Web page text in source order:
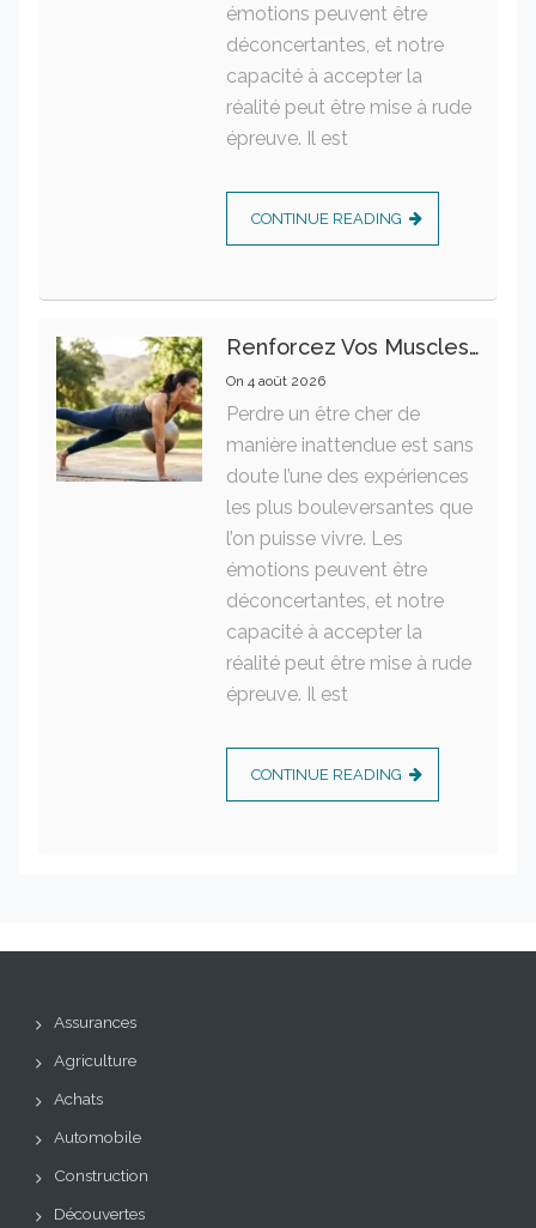
émotions peuvent être
déconcertantes, et notre
capacité à accepter la
réalité peut être mise à rude
épreuve. Il est
CONTINUE READING
Renforcez Vos Muscles Profonds Pour Apaiser Votre Mal De Dos
On 4 août 2026
Perdre un être cher de
manière inattendue est sans
doute l’une des expériences
les plus bouleversantes que
l’on puisse vivre. Les
émotions peuvent être
déconcertantes, et notre
capacité à accepter la
réalité peut être mise à rude
épreuve. Il est
CONTINUE READING
Assurances
Agriculture
Achats
Automobile
Construction
Découvertes